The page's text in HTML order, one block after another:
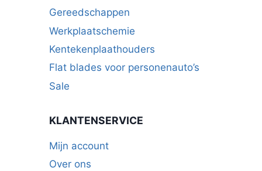
Gereedschappen
Werkplaatschemie
Kentekenplaathouders
Flat blades voor personenauto’s
Sale
KLANTENSERVICE
Mijn account
Over ons